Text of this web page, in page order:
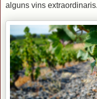
alguns vins extraordinaris.